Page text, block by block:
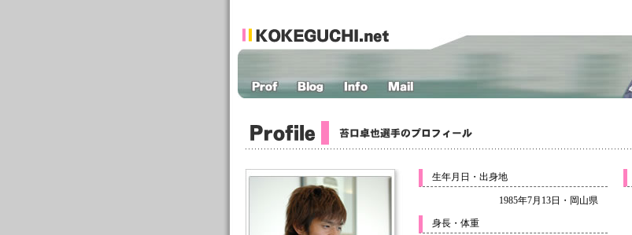
生年月日・出身地
1985年7月13日・岡山県
身長・体重